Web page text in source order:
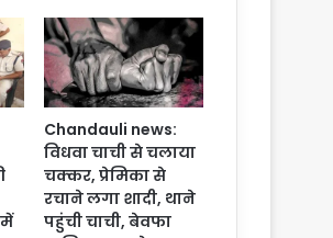
Chandauli news:
विधवा चाची से चलाया
चक्कर, प्रेमिका से
रचाने लगा शादी, थाने
पहुंची चाची, बेवफा